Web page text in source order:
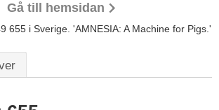
Gå till hemsidan
655 i Sverige. 'AMNESIA: A Machine for Pigs.'